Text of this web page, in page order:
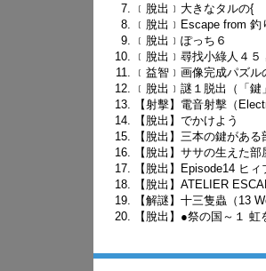
﹝脫出﹞大きなタルの{
﹝脫出﹞Escape from 釣
﹝脫出﹞ぽっち６
﹝脫出﹞尋找小綠人４５
﹝益智﹞画像完成パズル
﹝脫出﹞謎１脱出（「鍵
【射擊】電音射擊（
【脫出】でかけよう
【脫出】三本の鍵があ
【脫出】ササの生えた部
【脫出】Episode14 ヒィ
【脫出】ATELIER
【解謎】十三隻蟲（13
【脫出】●祭の国～１ 虹